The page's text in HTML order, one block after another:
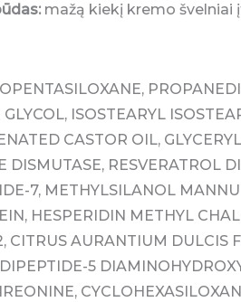
mažą kiekį kremo švelniai
ISOSTEARYL
CASTOR OIL,
DISMUTASE, RESVERATROL
7, METHYLSILANOL
HESPERIDIN METHYL
CITRUS AURANTIUM DULCIS
5